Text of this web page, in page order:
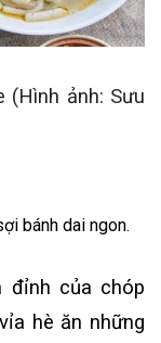
ảnh: Sưu
bánh dai ngon.
đỉnh của chóp
hè ăn những